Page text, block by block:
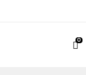
0